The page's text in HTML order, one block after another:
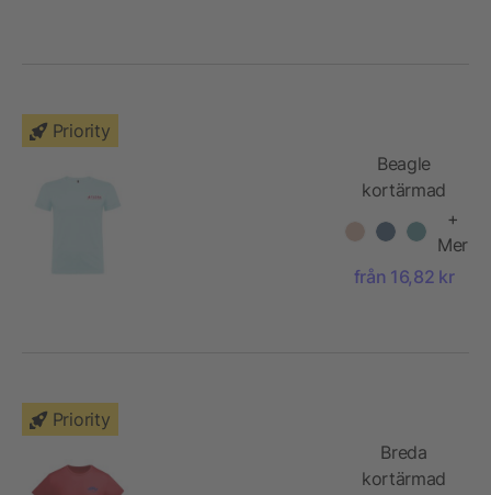
Priority
Beagle
kortärmad
barn
+
Mer
från 16,82 kr
Priority
Breda
kortärmad